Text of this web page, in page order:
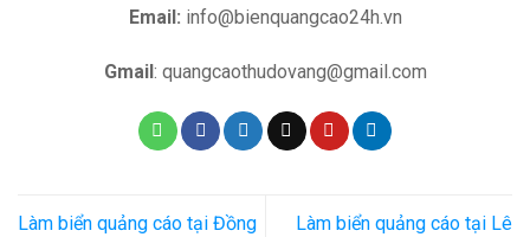
Email: info@bienquangcao24h.vn
Gmail: quangcaothudovang@gmail.com
Làm biển quảng cáo tại Đồng
Làm biển quảng cáo tại Lê